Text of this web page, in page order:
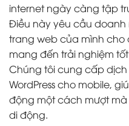
internet ngày càng tập
Điều này yêu cầu
trang web của mình
mang đến trải nghiệm
Chúng tôi cung cấp
WordPress cho mobile,
động một cách mượt
di động.